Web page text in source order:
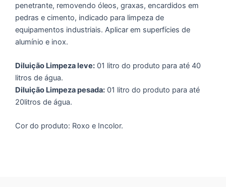
penetrante, removendo óleos, graxas, encardidos em
pedras e cimento, indicado para limpeza de
equipamentos industriais. Aplicar em superfícies de
alumínio e inox.
Diluição Limpeza leve: 01 litro do produto para até 40
litros de água.
Diluição Limpeza pesada: 01 litro do produto para até
20litros de água.
Cor do produto: Roxo e Incolor.